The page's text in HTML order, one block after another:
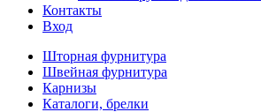
Контакты
Вход
Шторная фурнитура
Швейная фурнитура
Карнизы
Каталоги, брелки